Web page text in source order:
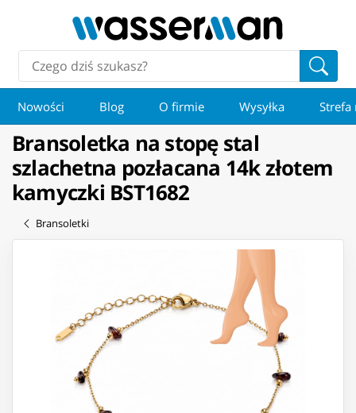
Nowości Blog O firmie Wysyłka Strefa
Bransoletka na stopę stal
szlachetna pozłacana 14k złotem
kamyczki BST1682
Bransoletki